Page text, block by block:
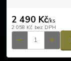
2 490 Kč/ks
2 058 Kč bez DPH